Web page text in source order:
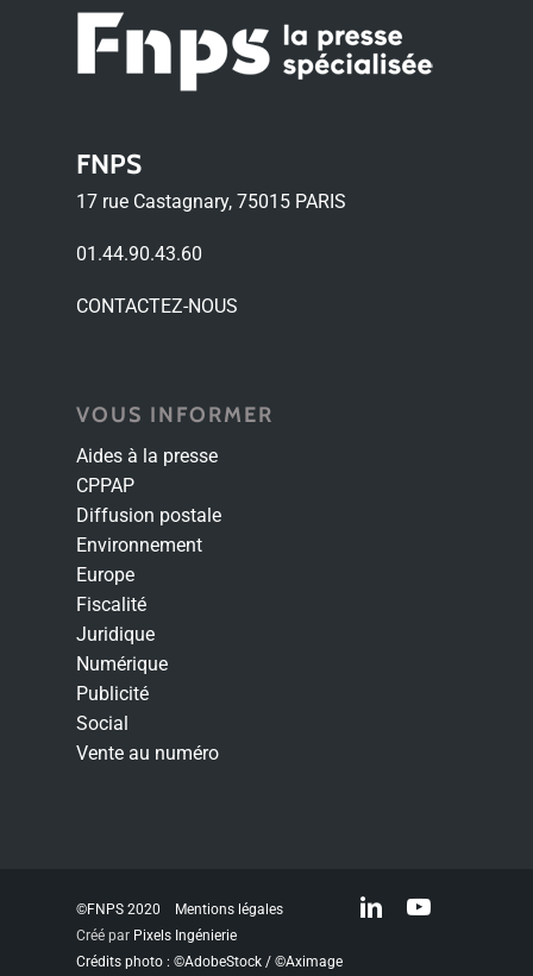
FNPS
17 rue Castagnary, 75015 PARIS
01.44.90.43.60
CONTACTEZ-NOUS
VOUS INFORMER
Aides à la presse
CPPAP
Diffusion postale
Environnement
Europe
Fiscalité
Juridique
Numérique
Publicité
Social
Vente au numéro
©FNPS 2020
Mentions légales
Créé par Pixels Ingénierie
Crédits photo : ©AdobeStock / ©Aximage
linkedinyoutube